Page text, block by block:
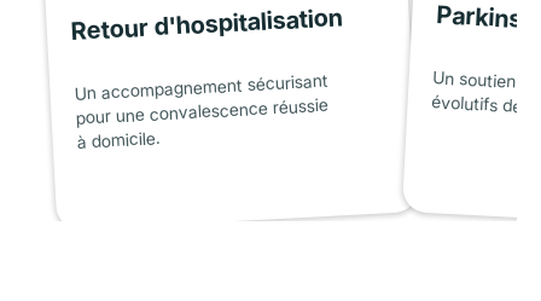
Retour d'hospitalisation
Un accompagnement sécurisant
pour une convalescence réussie
à domicile.
Un soutien
évolutifs de